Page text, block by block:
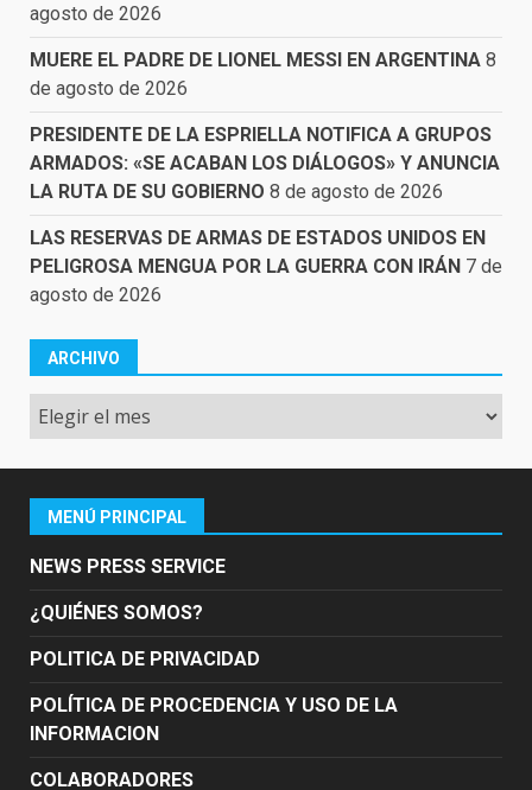
agosto de 2026
MUERE EL PADRE DE LIONEL MESSI EN ARGENTINA 8
de agosto de 2026
PRESIDENTE DE LA ESPRIELLA NOTIFICA A GRUPOS
ARMADOS: «SE ACABAN LOS DIÁLOGOS» Y ANUNCIA
LA RUTA DE SU GOBIERNO 8 de agosto de 2026
LAS RESERVAS DE ARMAS DE ESTADOS UNIDOS EN
PELIGROSA MENGUA POR LA GUERRA CON IRÁN 7 de
agosto de 2026
ARCHIVO
Archivo
MENÚ PRINCIPAL
NEWS PRESS SERVICE
¿QUIÉNES SOMOS?
POLITICA DE PRIVACIDAD
POLÍTICA DE PROCEDENCIA Y USO DE LA
INFORMACION
COLABORADORES